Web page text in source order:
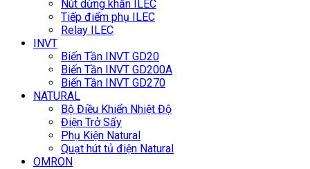
Nút dừng khẩn ILEC
Tiếp điểm phụ ILEC
Relay ILEC
INVT
Biến Tần INVT GD20
Biến Tần INVT GD200A
Biến Tần INVT GD270
NATURAL
Bộ Điều Khiển Nhiệt Độ
Điện Trở Sấy
Phụ Kiện Natural
Quạt hút tủ điện Natural
OMRON